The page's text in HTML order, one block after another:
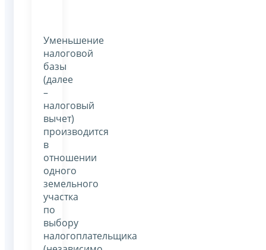
Уменьшение
налоговой
базы
(далее
–
налоговый
вычет)
производится
в
отношении
одного
земельного
участка
по
выбору
налогоплательщика